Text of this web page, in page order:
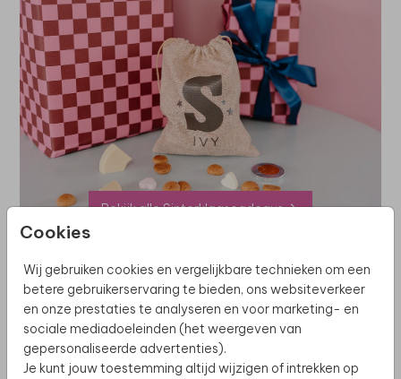
Cookies
Wij gebruiken cookies en vergelijkbare technieken om een
betere gebruikerservaring te bieden, ons websiteverkeer
en onze prestaties te analyseren en voor marketing- en
sociale mediadoeleinden (het weergeven van
gepersonaliseerde advertenties).
Je kunt jouw toestemming altijd wijzigen of intrekken op
Bekijk alle Sinterklaascadeaus